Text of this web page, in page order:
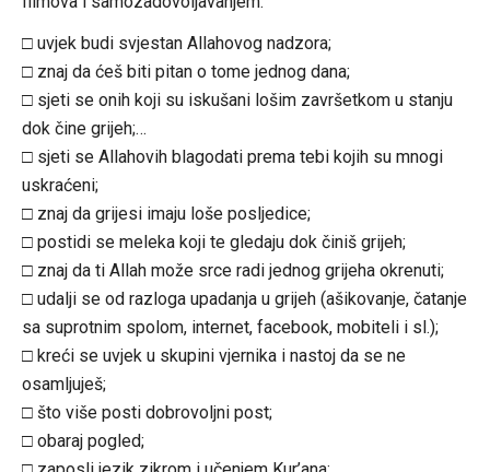
□ uvjek budi svjestan Allahovog nadzora;
□ znaj da ćeš biti pitan o tome jednog dana;
□ sjeti se onih koji su iskušani lošim završetkom u stanju
dok čine grijeh;…
□ sjeti se Allahovih blagodati prema tebi kojih su mnogi
uskraćeni;
□ znaj da grijesi imaju loše posljedice;
□ postidi se meleka koji te gledaju dok činiš grijeh;
□ znaj da ti Allah može srce radi jednog grijeha okrenuti;
□ udalji se od razloga upadanja u grijeh (ašikovanje, čatanje
sa suprotnim spolom, internet, facebook, mobiteli i sl.);
□ kreći se uvjek u skupini vjernika i nastoj da se ne
osamljuješ;
□ što više posti dobrovoljni post;
□ obaraj pogled;